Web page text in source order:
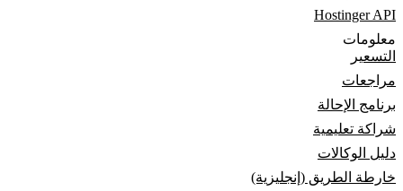
Hostinger API
معلومات
التسعير
مراجعات
برنامج الإحالة
شراكة تعليمية
دليل الوكالات
خارطة الطريق (إنجليزية)